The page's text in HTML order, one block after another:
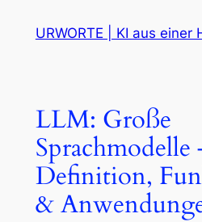
InhaltURWORTE | KI aus einer
LLM: Große
Sprachmodelle
Definition,
&